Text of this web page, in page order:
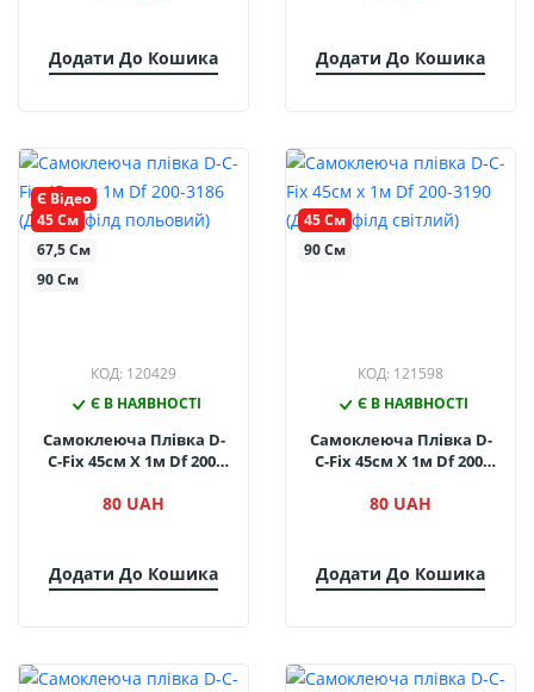
Додати До Кошика Додати До Кошика
Є Відео
45 См
67,5 См
90 См
КОД: 120429
Є В НАЯВНОСТІ
Самоклеюча Плівка D-
C-Fix 45см Х 1м Df 200-
Польовий)
80 UAH
Додати До Кошика
45 См
90 См
КОД: 121598
Є В НАЯВНОСТІ
Самоклеюча Плівка D-
C-Fix 45см Х 1м Df 200-
Світлий)
80 UAH
Додати До Кошика